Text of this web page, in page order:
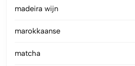
madeira wijn
marokkaanse
matcha